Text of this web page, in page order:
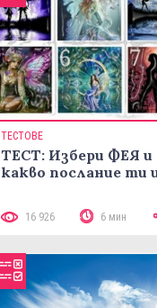
ТЕСТОВЕ
ТЕСТ: Избери ФЕЯ
какво послание ти
16 926 6 мин